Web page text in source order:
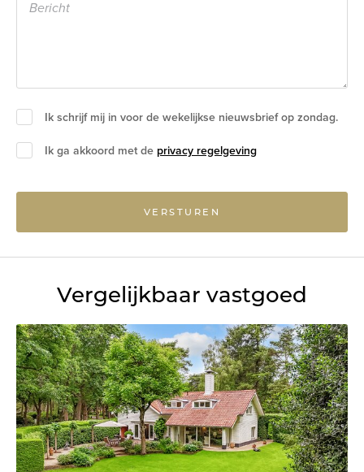
Ik schrijf mij in voor de wekelijkse nieuwsbrief op zondag.
Ik ga akkoord met de privacy regelgeving
VERSTUREN
Vergelijkbaar vastgoed